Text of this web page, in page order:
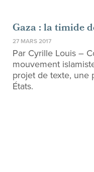
Gaza : la timide
27 MARS 2017
Par Cyrille Louis –
mouvement
projet de texte, une
États.